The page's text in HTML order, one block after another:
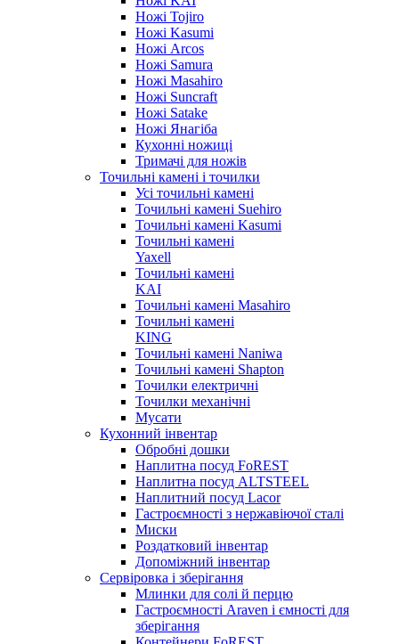
Ножі Tojiro
Ножі Kasumi
Ножі Arcos
Ножі Samura
Ножі Masahiro
Ножі Suncraft
Ножі Satake
Ножі Янагіба
Кухонні ножиці
Тримачі для ножів
Точильні камені і точилки
Усі точильні камені
Точильні камені Suehiro
Точильні камені Kasumi
Точильні камені
Yaxell
Точильні камені
KAI
Точильні камені Masahiro
Точильні камені
KING
Точильні камені Naniwa
Точильні камені Shapton
Точилки електричні
Точилки механічні
Мусати
Кухонний інвентар
Обробні дошки
Наплитна посуд FoREST
Наплитна посуд ALTSTEEL
Наплитний посуд Lacor
Гастроємності з нержавіючої сталі
Миски
Роздатковий інвентар
Допоміжний інвентар
Сервіровка і зберігання
Млинки для солі й перцю
Гастроємності Araven і ємності для
зберігання